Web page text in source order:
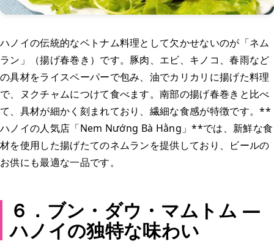
ハノイの伝統的なベトナム料理として欠かせないのが「ネム
ラン」（揚げ春巻き）です。豚肉、エビ、キノコ、春雨など
の具材をライスペーパーで包み、油でカリカリに揚げた料理
で、ヌクチャムにつけて食べます。南部の揚げ春巻きと比べ
て、具材が細かく刻まれており、繊細な食感が特徴です。**
ハノイの人気店「Nem Nướng Bà Hằng」**では、新鮮な食
材を使用した揚げたてのネムランを提供しており、ビールの
お供にも最適な一品です。
６．ブン・ダウ・マムトム —
ハノイの独特な味わい